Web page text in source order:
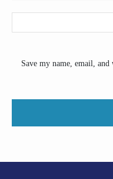
Save my name, email,